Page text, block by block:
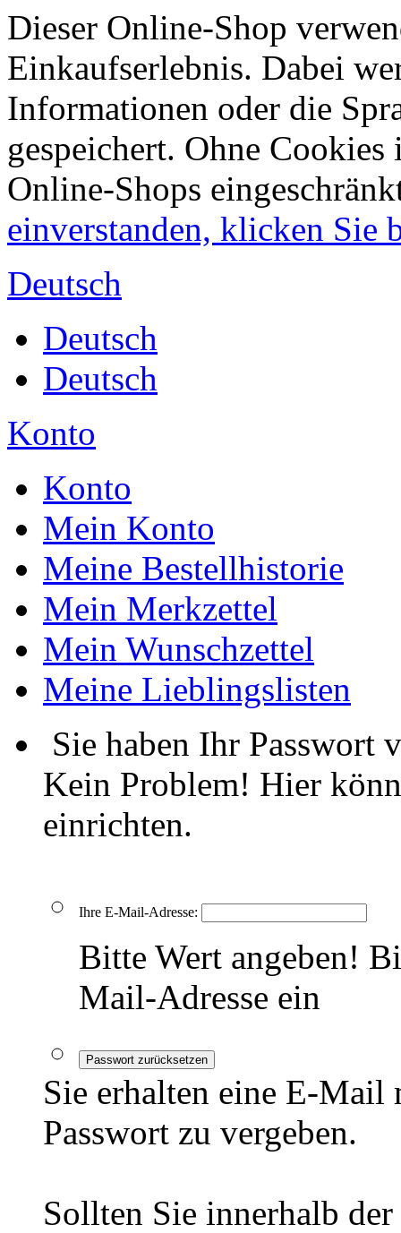
Dieser Online-Shop
Einkaufserlebnis. Dabei
Informationen oder die
gespeichert. Ohne
Online-Shops
einverstanden, klicken Sie
Deutsch
Deutsch
Deutsch
Konto
Konto
Mein Konto
Meine Bestellhistorie
Mein Merkzettel
Mein Wunschzettel
Meine Lieblingslisten
Sie haben Ihr Passwort
Kein Problem! Hier
einrichten.
Ihre E-Mail-Adresse:
Bitte Wert angeben!
Mail-Adresse ein
Passwort zurücksetzen
Sie erhalten eine E-
Passwort zu vergeben.
Sollten Sie innerhalb